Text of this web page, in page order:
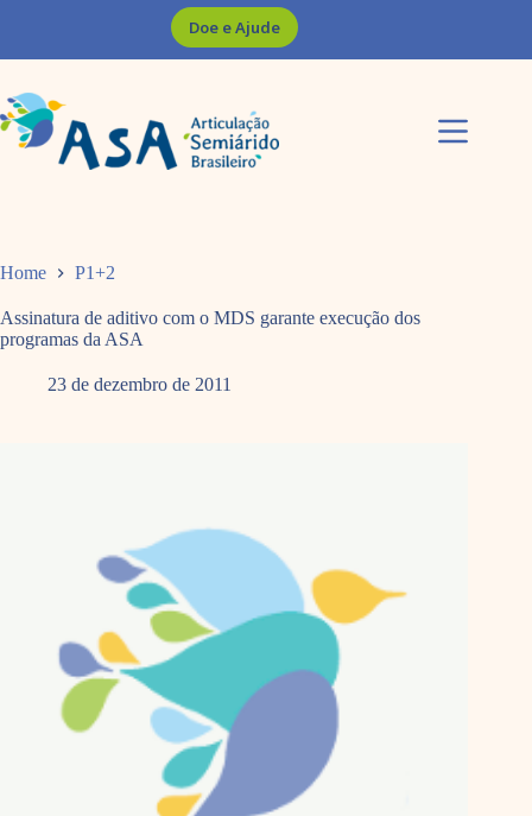
Doe e Ajude
Home P1+2
Assinatura de aditivo com o MDS garante execução dos
programas da ASA
23 de dezembro de 2011